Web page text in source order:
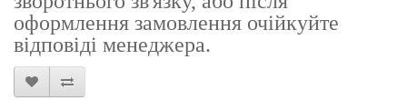
оформлення замовлення очійкуйте
відповіді менеджера.